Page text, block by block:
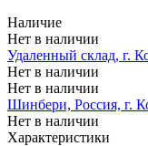
Наличие
Нет в наличии
Удаленный склад, г.
Нет в наличии
Нет в наличии
Шинбери, Россия, г.
Нет в наличии
Характеристики